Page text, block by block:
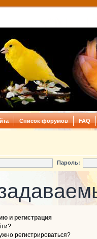
Список форумов FAQ
Пароль:
и регистрация
регистрироваться?